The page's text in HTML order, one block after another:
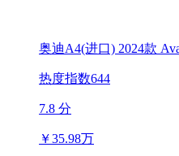
奥迪A4(进口) 2024款
热度指数644
7.8 分
￥35.98万